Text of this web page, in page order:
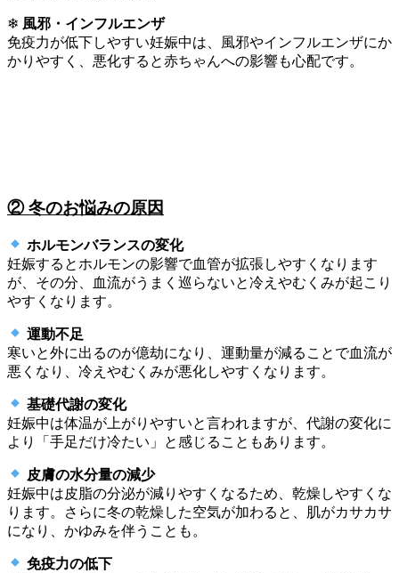
❄ 風邪・インフルエンザ
免疫力が低下しやすい妊娠中は、風邪やインフルエンザにか
かりやすく、悪化すると赤ちゃんへの影響も心配です。
② 冬のお悩みの原因
ホルモンバランスの変化
妊娠するとホルモンの影響で血管が拡張しやすくなります
が、その分、血流がうまく巡らないと冷えやむくみが起こり
やすくなります。
運動不足
寒いと外に出るのが億劫になり、運動量が減ることで血流が
悪くなり、冷えやむくみが悪化しやすくなります。
基礎代謝の変化
妊娠中は体温が上がりやすいと言われますが、代謝の変化に
より「手足だけ冷たい」と感じることもあります。
皮膚の水分量の減少
妊娠中は皮脂の分泌が減りやすくなるため、乾燥しやすくな
ります。さらに冬の乾燥した空気が加わると、肌がカサカサ
になり、かゆみを伴うことも。
免疫力の低下